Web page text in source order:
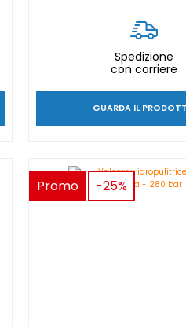
Spedizione
con corriere
GUARDA IL
Promo -25%